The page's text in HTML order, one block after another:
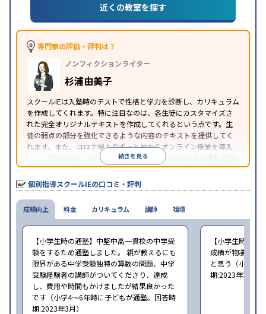
(旧AO)対策 推薦入試対策学校別特化対策
中高一貫校生に対応
可能季節講習のみの受講可
※2023年3月調査。小学校高学年の個別指導塾アンケート調査方法
近くの教室を探す
専門家の評価・評判は？
ノンフィクションライター
杉浦由美子
スクールIEは入塾時のテストで性格と学力を診断し、カリキュラム
を作成してくれます。特に注目なのは、各生徒にカスタマイズさ
れた完全オリジナルテキストを作成してくれるという点です。生
徒の弱点の部分を強化できるような内容のテキストを提供してく
れます。また、コロナ禍よりずっと前からオンライン授業を導入
し、ノウハウもしっかりとしています。AIやICTの活用の先駆者的
な個別指導塾です。
続きを見る
個別指導スクールIEの口コミ・評判
成績向上
【小学生時の通塾】中堅中高一貫校の中学受
験をするため通塾しました。 親が教えるにも
限界がある中学受験独特の算数の問題、中学
受験経験者の講師がついてくださり、達成
し、費用や時間もかけましたが結果良かった
です（小学4〜6年時に子どもが通塾。回答時
期:2023年3月）
【小学生時の通
成績が物凄く悪
と思う（小学6
期:2023年3月）
料金 カリキュラム 講師 環境